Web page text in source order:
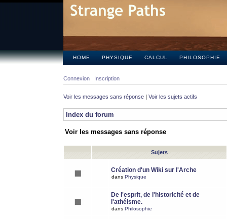
HOME PHYSIQUE CALCUL PHILOSOPHIE
Connexion Inscription
Voir les messages sans réponse | Voir les sujets actifs
Index du forum
Voir les messages sans réponse
Sujets
Création d'un Wiki sur l'Arche
dans Physique
De l'esprit, de l'historicité et de
l'athéisme.
dans Philosophie